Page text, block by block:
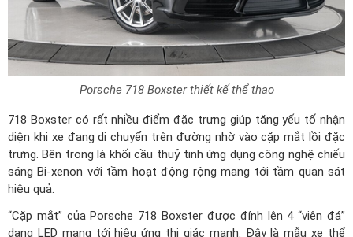
Porsche 718 Boxster thiết kế thể thao
718 Boxster có rất nhiều điểm đặc trưng giúp tăng yếu tố nhận
diện khi xe đang di chuyển trên đường nhờ vào cặp mắt lồi đặc
trưng. Bên trong là khối cầu thuỷ tinh ứng dụng công nghệ chiếu
sáng Bi-xenon với tầm hoạt động rộng mang tới tầm quan sát
hiệu quả.
“Cặp mắt” của Porsche 718 Boxster được đính lên 4 “viên đá”
dạng LED mang tới hiệu ứng thị giác mạnh. Đây là mẫu xe thể